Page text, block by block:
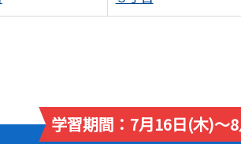
学習期間：7月16日(木)～